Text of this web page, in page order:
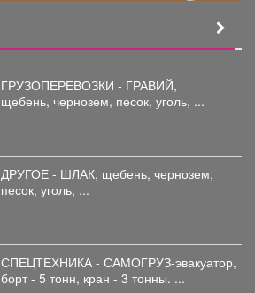
ГРУЗОПЕРЕВОЗКИ - ГРАВИЙ,
щебень, чернозем, песок, уголь, ...
ДРУГОЕ - ШЛАК, щебень, чернозем,
песок, уголь, ...
СПЕЦТЕХНИКА - САМОГРУЗ-эвакуатор,
борт - 5 тонн, кран - 3 тонны. ...